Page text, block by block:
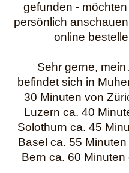
gefunden -
persönlich
online
Sehr gerne, mein
befindet sich in
30 Minuten von
Luzern ca. 40
Solothurn ca. 45
Basel ca. 55
Bern ca. 60 Minuten